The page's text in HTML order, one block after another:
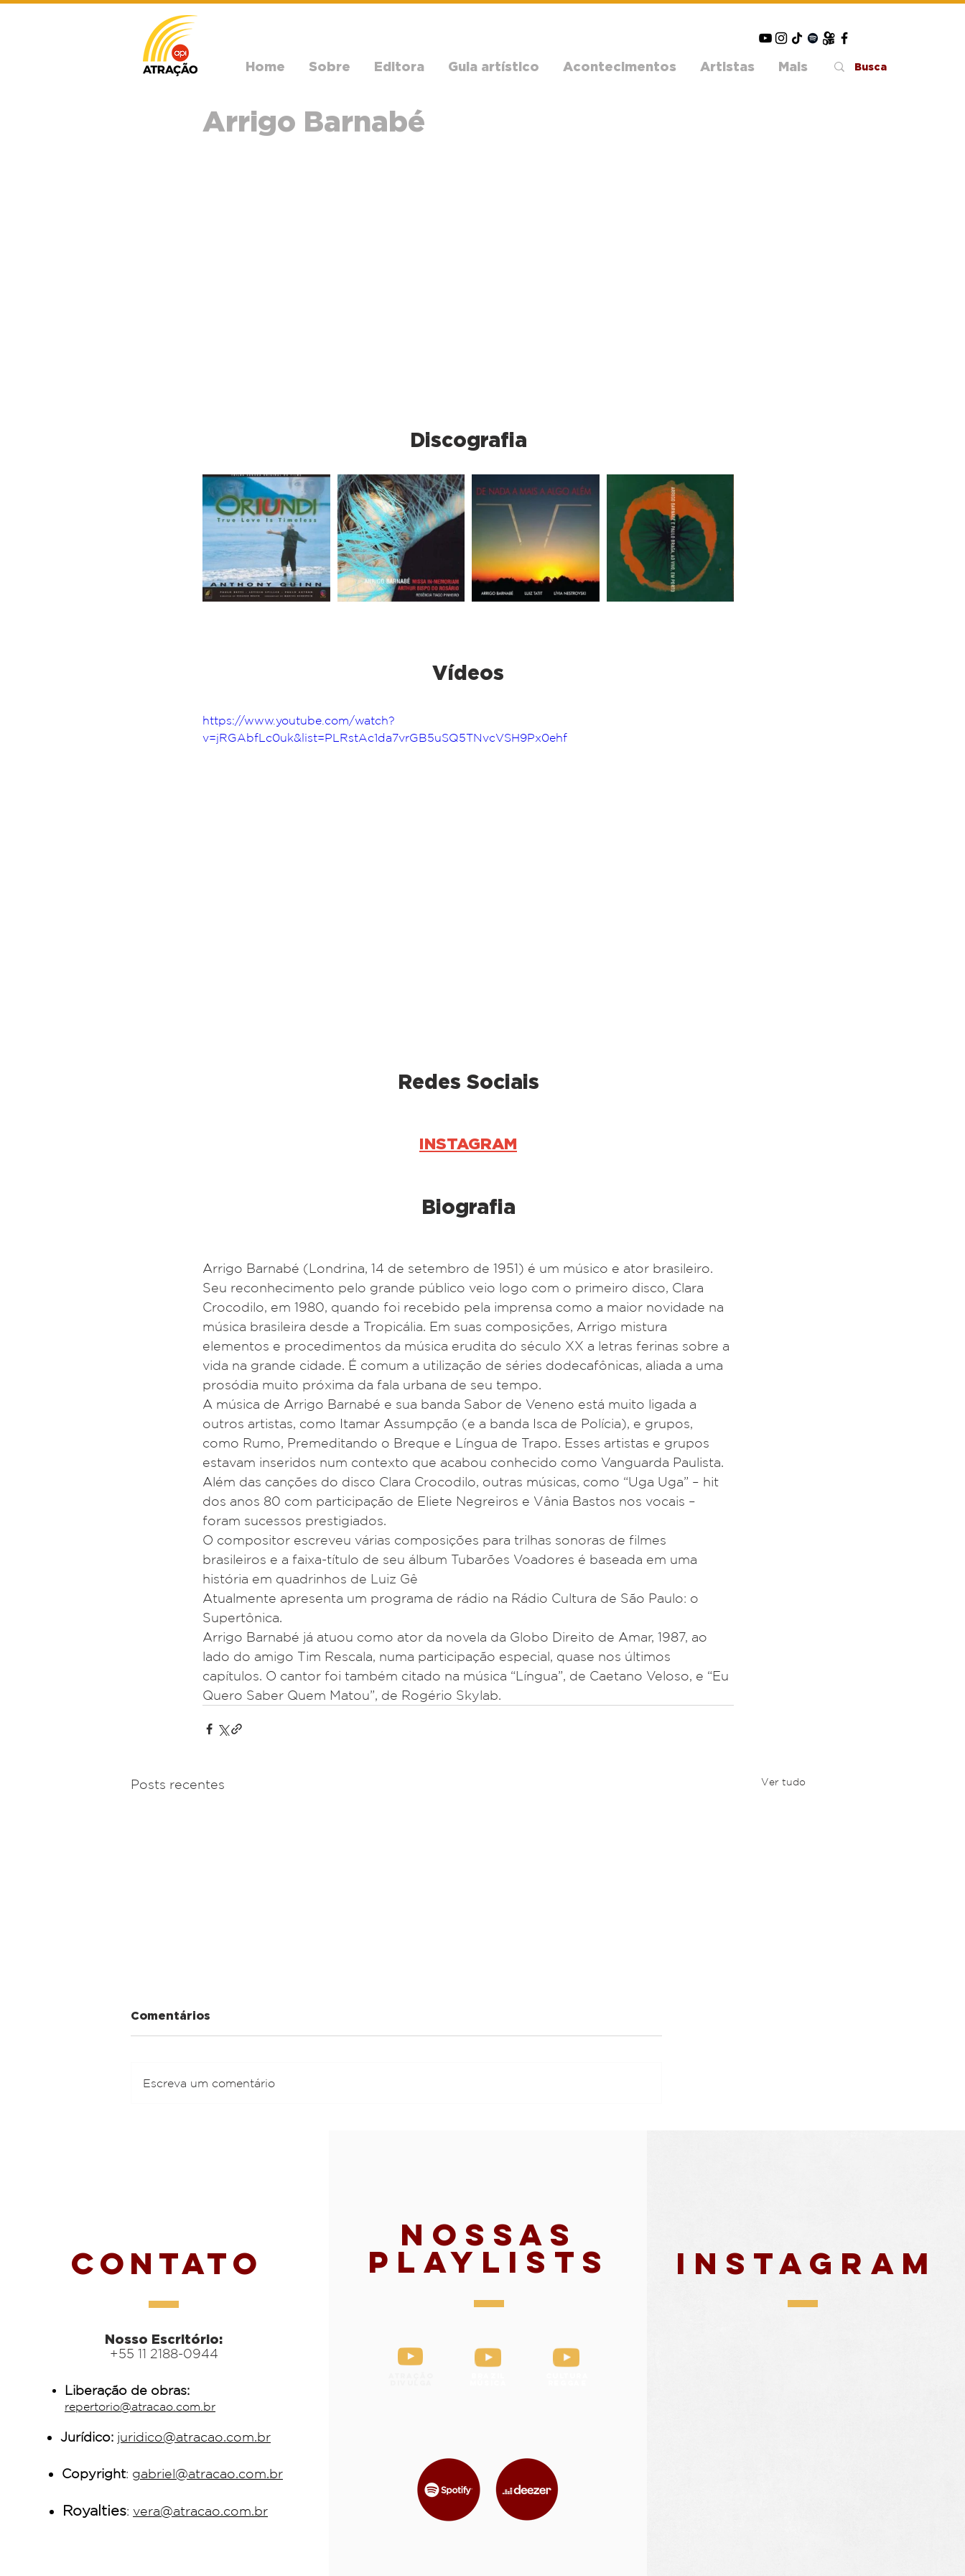
Home Sobre Editora Guia artístico Acontecimentos Artistas Mais
Arrigo Barnabé
Discografia
Vídeos
https://www.youtube.com/watch?
v=jRGAbfLc0uk&list=PLRstAc1da7vrGB5uSQ5TNvcVSH9Px0ehf
Redes Sociais
INSTAGRAM
Biografia
Arrigo Barnabé (Londrina, 14 de setembro de 1951) é um músico e ator brasileiro.
Seu reconhecimento pelo grande público veio logo com o primeiro disco, Clara
Crocodilo, em 1980, quando foi recebido pela imprensa como a maior novidade na
música brasileira desde a Tropicália. Em suas composições, Arrigo mistura
elementos e procedimentos da música erudita do século XX a letras ferinas sobre a
vida na grande cidade. É comum a utilização de séries dodecafônicas, aliada a uma
prosódia muito próxima da fala urbana de seu tempo.
A música de Arrigo Barnabé e sua banda Sabor de Veneno está muito ligada a
outros artistas, como Itamar Assumpção (e a banda Isca de Polícia), e grupos,
como Rumo, Premeditando o Breque e Língua de Trapo. Esses artistas e grupos
estavam inseridos num contexto que acabou conhecido como Vanguarda Paulista.
Além das canções do disco Clara Crocodilo, outras músicas, como “Uga Uga” – hit
dos anos 80 com participação de Eliete Negreiros e Vânia Bastos nos vocais –
foram sucessos prestigiados.
O compositor escreveu várias composições para trilhas sonoras de filmes
brasileiros e a faixa-título de seu álbum Tubarões Voadores é baseada em uma
história em quadrinhos de Luiz Gê
Atualmente apresenta um programa de rádio na Rádio Cultura de São Paulo: o
Supertônica.
Arrigo Barnabé já atuou como ator da novela da Globo Direito de Amar, 1987, ao
lado do amigo Tim Rescala, numa participação especial, quase nos últimos
capítulos. O cantor foi também citado na música “Língua”, de Caetano Veloso, e “Eu
Quero Saber Quem Matou”, de Rogério Skylab.
Posts recentes Ver tudo
Comentários
Escreva um comentário
Contato
Nosso Escritório:
+55 11 2188-0944
Liberação de obras:
repertorio@atracao.com.br
Jurídico: juridico@atracao.com.br
Copyright: gabriel@atracao.com.br
Royalties: vera@atracao.com.br
Nossas
Playlists Instagram